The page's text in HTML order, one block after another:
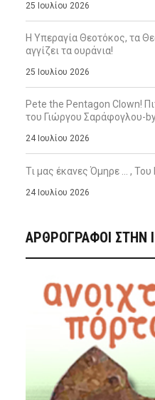
25 Ιουλίου 2026
Η Υπεραγία Θεοτόκος, τα
αγγίζει τα ουράνια!
25 Ιουλίου 2026
Pete the Pentagon Clown!
του Γιώργου Σαράφογλου-
24 Ιουλίου 2026
Τι μας έκανες Όμηρε … , Του
24 Ιουλίου 2026
ΑΡΘΡΟΓΡΑΦΟΙ ΣΤΗΝ